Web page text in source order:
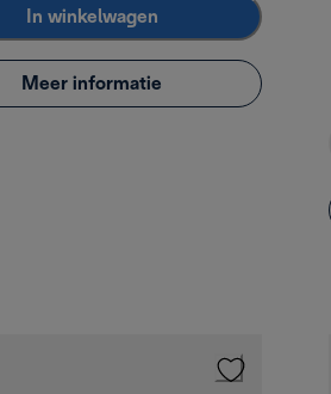
In winkelwagen
Meer informatie